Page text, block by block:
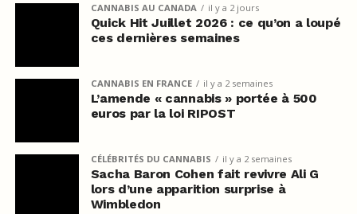
CANNABIS AU CANADA il y a 2 jours
Quick Hit Juillet 2026 : ce qu’on a loupé
ces dernières semaines
CANNABIS EN FRANCE il y a 2 semaines
L’amende « cannabis » portée à 500
euros par la loi RIPOST
CÉLÉBRITÉS DU CANNABIS il y a 2 semaines
Sacha Baron Cohen fait revivre Ali G
lors d’une apparition surprise à
Wimbledon